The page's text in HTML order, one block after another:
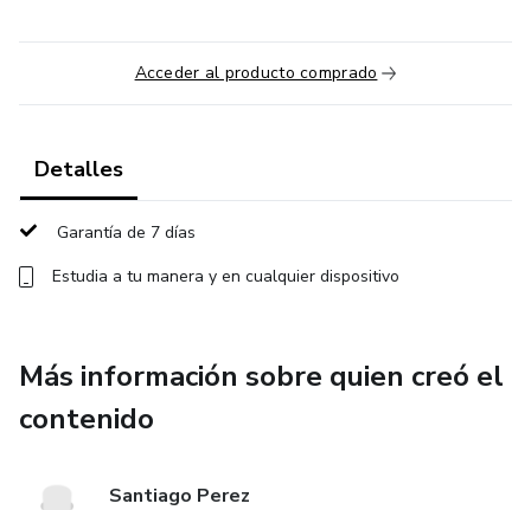
Al finalizar este curso, tendrás todas las herramientas
necesarias para emprender con éxito, generar ingresos
recurrentes y construir una marca que te represente.
independencia financiera y profesional!
Acceder al producto comprado
Detalles
Garantía de 7 días
Estudia a tu manera y en cualquier dispositivo
Más información sobre quien creó el
contenido
Santiago Perez